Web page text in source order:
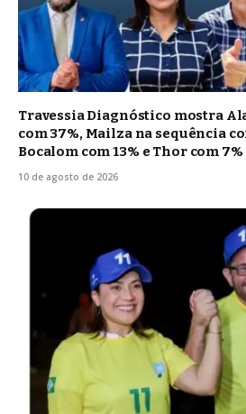
Travessia Diagnóstico mostra
com 37%, Mailza na sequência
Bocalom com 13% e Thor com 7%
10 de agosto de 2026